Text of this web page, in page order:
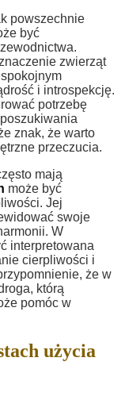
powszechnie
być
zwierząt
i introspekcję.
potrzebę
znak, że warto
przeczucia.
mają
może być
Jej
swoje
W
interpretowana
cierpliwości i
że w
którą
pomóc w
użycia